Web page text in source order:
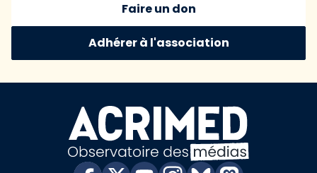
Faire un don
Adhérer à l'association